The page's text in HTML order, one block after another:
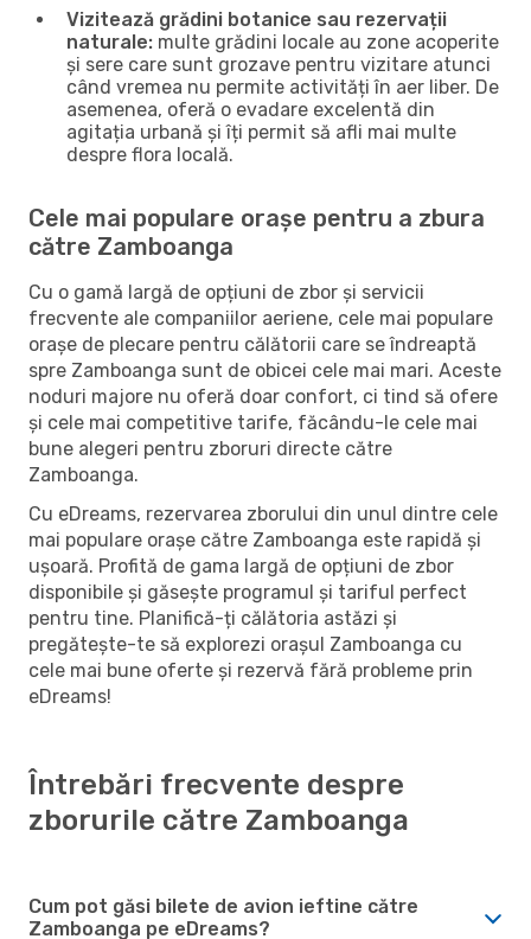
Vizitează grădini botanice sau rezervații
naturale: multe grădini locale au zone acoperite
și sere care sunt grozave pentru vizitare atunci
când vremea nu permite activități în aer liber. De
asemenea, oferă o evadare excelentă din
agitația urbană și îți permit să afli mai multe
despre flora locală.
Cele mai populare orașe pentru a zbura
către Zamboanga
Cu o gamă largă de opțiuni de zbor și servicii
frecvente ale companiilor aeriene, cele mai populare
orașe de plecare pentru călătorii care se îndreaptă
spre Zamboanga sunt de obicei cele mai mari. Aceste
noduri majore nu oferă doar confort, ci tind să ofere
și cele mai competitive tarife, făcându-le cele mai
bune alegeri pentru zboruri directe către
Zamboanga.
Cu eDreams, rezervarea zborului din unul dintre cele
mai populare orașe către Zamboanga este rapidă și
ușoară. Profită de gama largă de opțiuni de zbor
disponibile și găsește programul și tariful perfect
pentru tine. Planifică-ți călătoria astăzi și
pregătește-te să explorezi orașul Zamboanga cu
cele mai bune oferte și rezervă fără probleme prin
eDreams!
Întrebări frecvente despre
zborurile către Zamboanga
Cum pot găsi bilete de avion ieftine către
Zamboanga pe eDreams?